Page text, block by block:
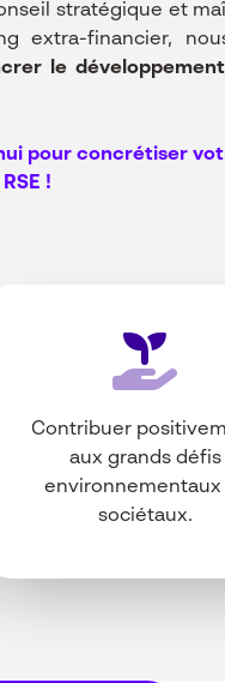
stratégique et
extra-financier,
le
pour concrétiser
!
Contribuer
aux grands défis
environnementaux
sociétaux.